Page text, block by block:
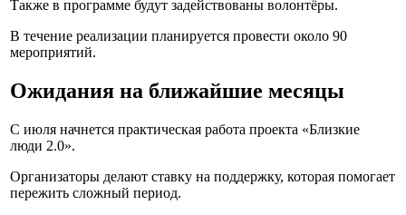
Также в программе будут задействованы волонтёры.
В течение реализации планируется провести около 90
мероприятий.
Ожидания на ближайшие месяцы
С июля начнется практическая работа проекта «Близкие
люди 2.0».
Организаторы делают ставку на поддержку, которая помогает
пережить сложный период.